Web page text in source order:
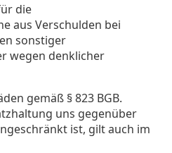
die
aus Verschulden bei
sonstiger
wegen denklicher
gemäß § 823 BGB.
uns gegenüber
ist, gilt auch im